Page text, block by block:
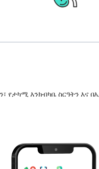
እንክብካቤ ስርዓትን እና